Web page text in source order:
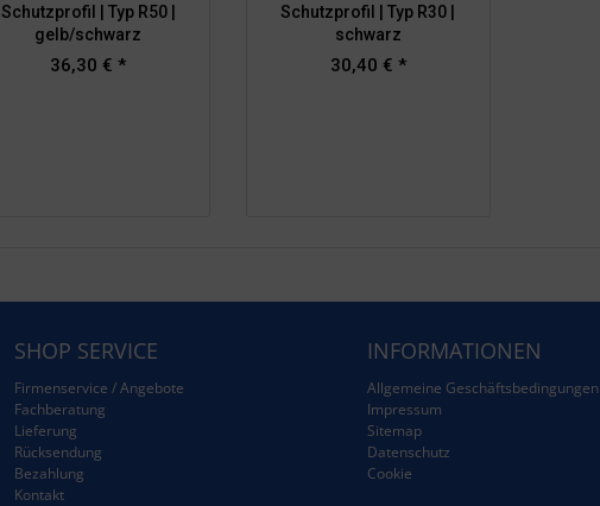
Schutzprofil | Typ R50 |
gelb/schwarz
36,30 € *
Schutzprofil | Typ R30 |
schwarz
30,40 € *
SHOP SERVICE
Firmenservice / Angebote
Fachberatung
Lieferung
Rücksendung
Bezahlung
Kontakt
INFORMATIONEN
Allgemeine Geschäftsbedingungen
Impressum
Sitemap
Datenschutz
Cookie